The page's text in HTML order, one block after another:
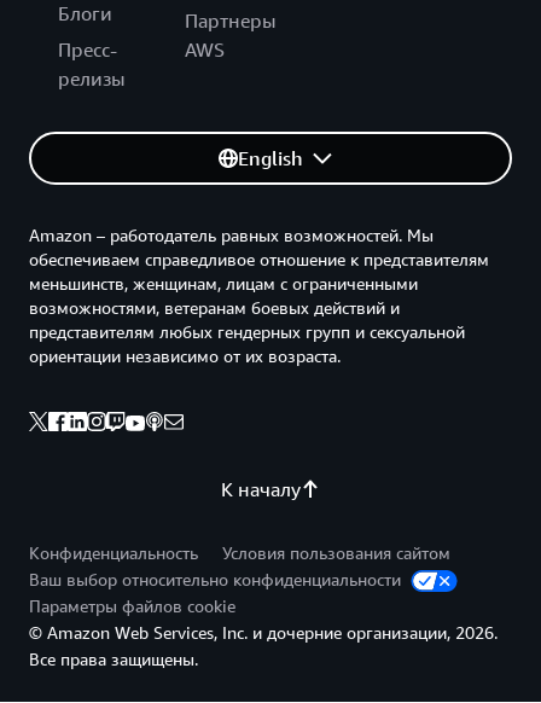
Блоги
Пресс-
релизы
Партнеры
AWS
English
К началу
Amazon – работодатель равных возможностей. Мы
обеспечиваем справедливое отношение к представителям
меньшинств, женщинам, лицам с ограниченными
возможностями, ветеранам боевых действий и
представителям любых гендерных групп и сексуальной
ориентации независимо от их возраста.
Конфиденциальность
Условия пользования сайтом
Ваш выбор относительно конфиденциальности
Параметры файлов cookie
© Amazon Web Services, Inc. и дочерние организации, 2026.
Все права защищены.